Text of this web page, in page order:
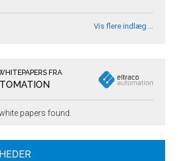
Vis flere indlæg …
FRA
papers found.